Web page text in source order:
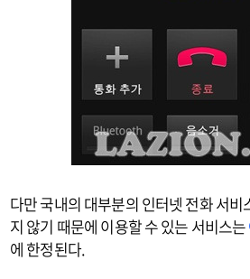
다만 국내의 대부분의 인터넷 전화 서비
지 않기 때문에 이용할 수 있는 서비스는
에 한정된다.